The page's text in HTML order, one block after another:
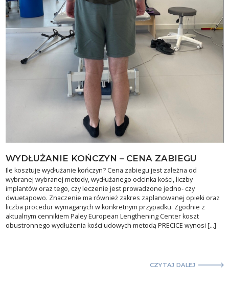
WYDŁUŻANIE KOŃCZYN – CENA ZABIEGU
Ile kosztuje wydłużanie kończyn? Cena zabiegu jest zależna od
wybranej wybranej metody, wydłużanego odcinka kości, liczby
implantów oraz tego, czy leczenie jest prowadzone jedno- czy
dwuetapowo. Znaczenie ma również zakres zaplanowanej opieki oraz
liczba procedur wymaganych w konkretnym przypadku. Zgodnie z
aktualnym cennikiem Paley European Lengthening Center koszt
obustronnego wydłużenia kości udowych metodą PRECICE wynosi […]
CZYTAJ DALEJ